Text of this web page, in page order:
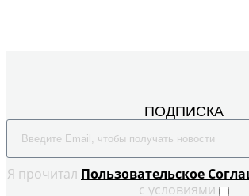
ПОДПИСКА
Я прочитал Пользовательское
с условиями